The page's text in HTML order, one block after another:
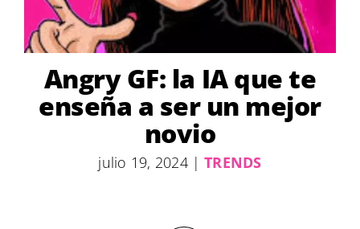
Angry GF: la IA que te
enseña a ser un mejor
novio
julio 19, 2024 | TRENDS